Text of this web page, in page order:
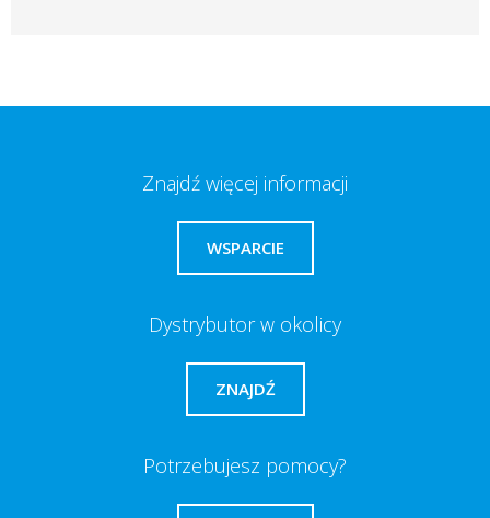
Znajdź więcej informacji
WSPARCIE
Dystrybutor w okolicy
ZNAJDŹ
Potrzebujesz pomocy?